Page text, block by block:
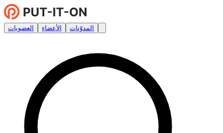
العضويات الأعضاء المدوّنات